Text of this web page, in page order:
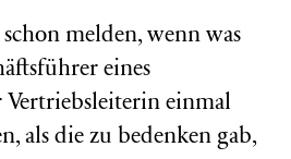
melden, wenn was
eines
Vertriebsleiterin einmal
als die zu bedenken gab,